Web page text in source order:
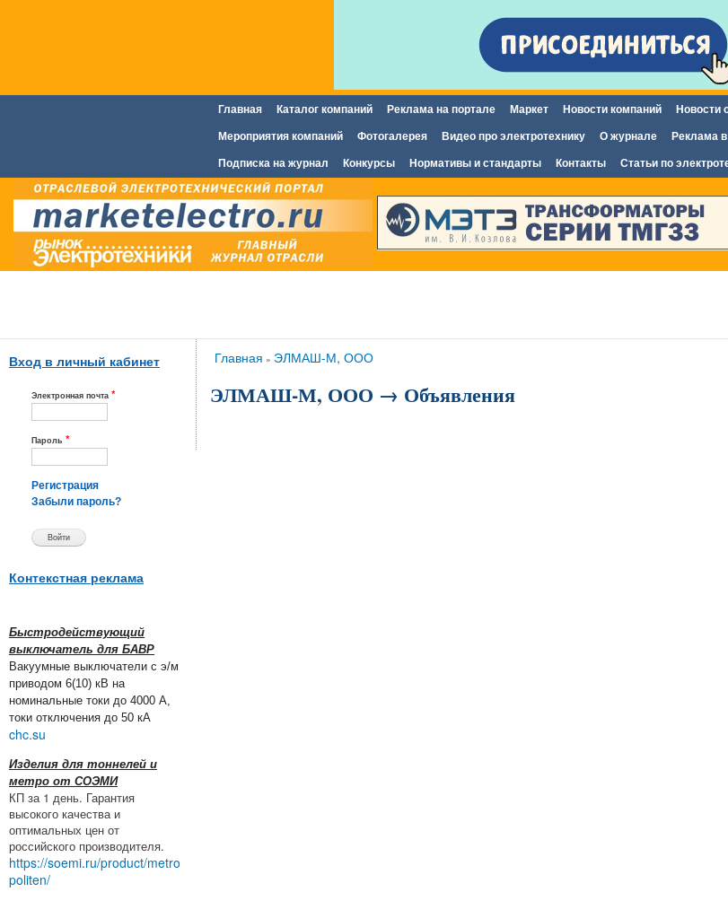
содержанию
Главное меню
Главная Каталог компаний Реклама на портале Маркет Новости компаний Новости
Мероприятия компаний Фотогалерея Видео про электротехнику О журнале Реклама
Подписка на журнал Конкурсы Нормативы и стандарты Контакты Статьи по
Вход в личный кабинет
Электронная почта *
Пароль *
Регистрация
Забыли пароль?
Контекстная реклама
Быстродействующий
выключатель для БАВР
Вакуумные выключатели с э/м
приводом 6(10) кВ на
номинальные токи до 4000 А,
токи отключения до 50 кА
chc.su
Изделия для тоннелей и
метро от СОЭМИ
КП за 1 день. Гарантия
высокого качества и
оптимальных цен от
российского производителя.
https://soemi.ru/product/metro
politen/
Вы здесь
Главная » ЭЛМАШ-М, ООО
ЭЛМАШ-М, ООО → Объявления